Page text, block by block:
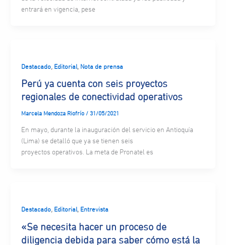
entrará en vigencia, pese
Destacado, Editorial, Nota de prensa
Perú ya cuenta con seis proyectos
regionales de conectividad operativos
Marcela Mendoza Riofrío / 31/05/2021
En mayo, durante la inauguración del servicio en Antioquía
(Lima) se detalló que ya se tienen seis
proyectos operativos. La meta de Pronatel es
Destacado, Editorial, Entrevista
«Se necesita hacer un proceso de
diligencia debida para saber cómo está la